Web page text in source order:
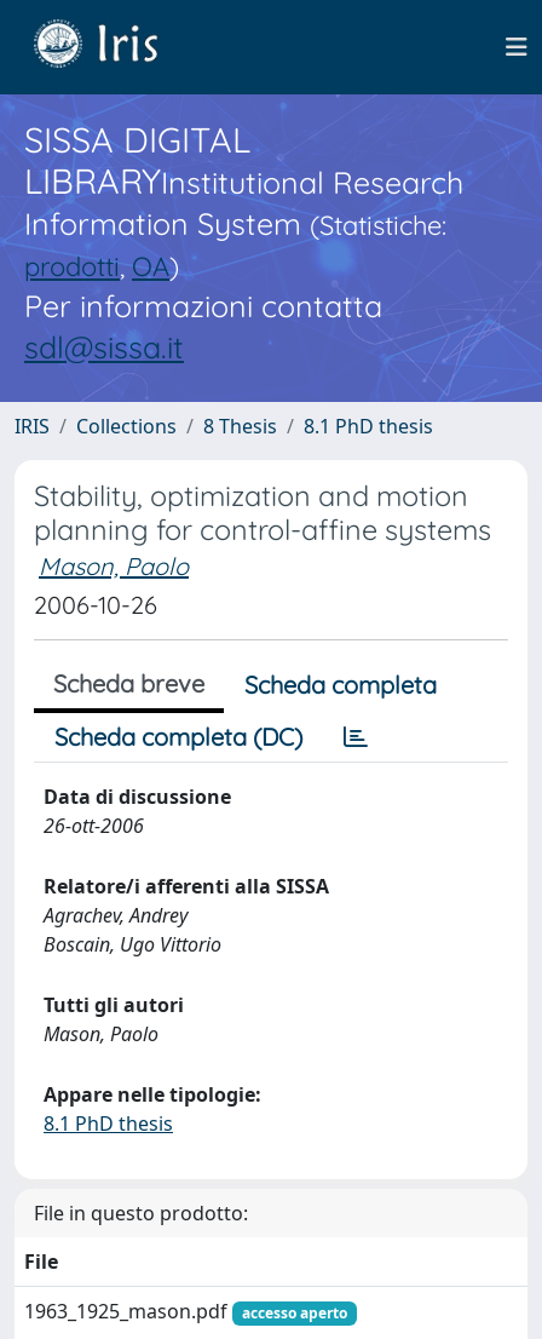
SISSA DIGITAL
LIBRARYInstitutional Research
Information System(Statistiche:
prodotti,OA)
Per informazioni contatta
sdl@sissa.it
IRIS Collections 8 Thesis 8.1 PhD thesis
Stability, optimization and motion
planning for control-affine systems
Mason, Paolo
2006-10-26
Scheda breve
Scheda completa
Scheda completa (DC)
Data di discussione
26-ott-2006
Relatore/i afferenti alla SISSA
Agrachev, Andrey
Boscain, Ugo Vittorio
Tutti gli autori
Mason, Paolo
Appare nelle tipologie:
8.1 PhD thesis
File in questo prodotto:
File
1963_1925_mason.pdf
accesso aperto